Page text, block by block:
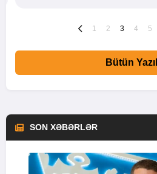
1 2 3 4 5
Bütün
SON XƏBƏRLƏR